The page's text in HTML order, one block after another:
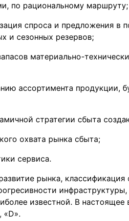
по рациональному маршруту;
спроса и предложения в
и сезонных резервов;
материально-
ассортимента продукции,
стратегии сбыта
охвата рынка сбыта;
сервиса.
рынка, классификация
известной. В
«D».